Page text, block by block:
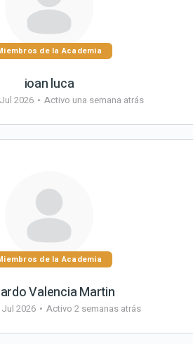
de la Academia
ioan luca
2026 • Activo una semana atrás
de la Academia
Valencia Martin
2026 • Activo 2 semanas atrás